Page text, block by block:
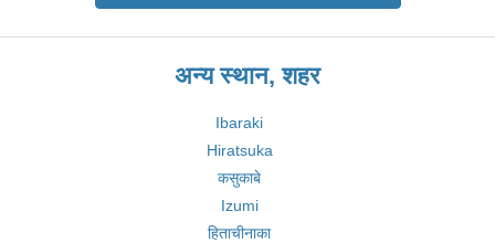
अन्य स्थान, शहर
Ibaraki
Hiratsuka
कसुकाबे
Izumi
हिताचीनाका